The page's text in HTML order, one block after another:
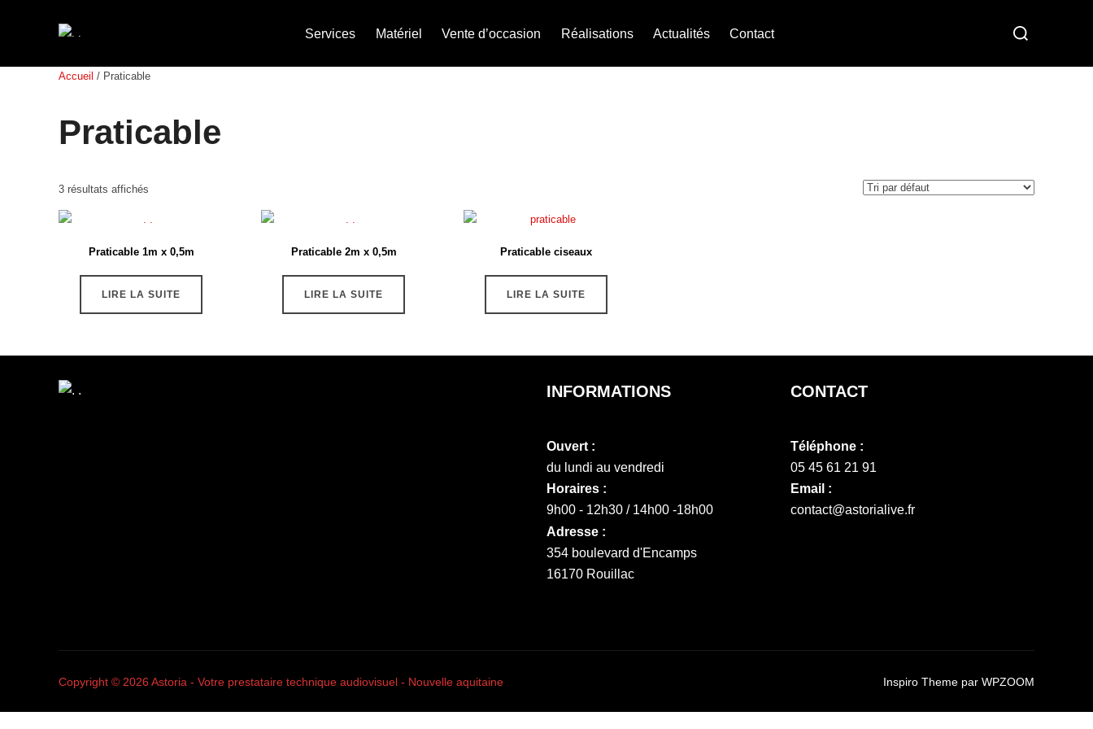
Services Matériel Vente d’occasion Réalisations Actualités Contact
Accueil / Praticable
Praticable
3 résultats affichés
Praticable 1m x 0,5m
LIRE LA SUITE
Praticable 2m x 0,5m
LIRE LA SUITE
Praticable ciseaux
LIRE LA SUITE
INFORMATIONS
Ouvert :
du lundi au vendredi
Horaires :
9h00 - 12h30 / 14h00 -18h00
Adresse :
354 boulevard d'Encamps
16170 Rouillac
CONTACT
Téléphone :
05 45 61 21 91
Email :
contact@astorialive.fr
Copyright © 2026 Astoria - Votre prestataire technique audiovisuel - Nouvelle aquitaine Inspiro Theme par WPZOOM